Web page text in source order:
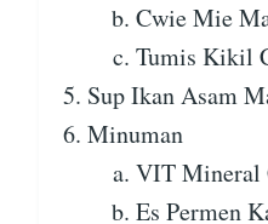
Cwie Mie
Tumis Kikil
Sup Ikan Asam
Minuman
VIT Mineral
Es Permen